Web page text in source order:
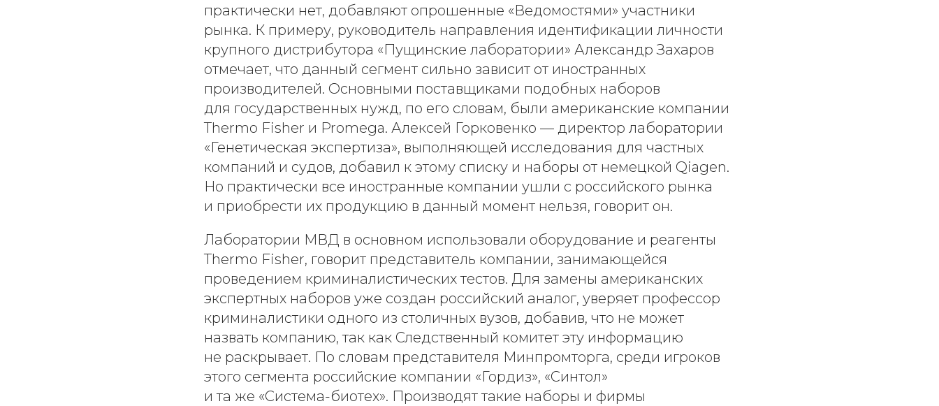
практически нет, добавляют опрошенные «Ведомостями» участники
рынка. К примеру, руководитель направления идентификации личности
крупного дистрибутора «Пущинские лаборатории» Александр Захаров
отмечает, что данный сегмент сильно зависит от иностранных
производителей. Основными поставщиками подобных наборов
для государственных нужд, по его словам, были американские компании
Thermo Fisher и Promega. Алексей Горковенко — директор лаборатории
«Генетическая экспертиза», выполняющей исследования для частных
компаний и судов, добавил к этому списку и наборы от немецкой Qiagen.
Но практически все иностранные компании ушли с российского рынка
и приобрести их продукцию в данный момент нельзя, говорит он.
Лаборатории МВД в основном использовали оборудование и реагенты
Thermo Fisher, говорит представитель компании, занимающейся
проведением криминалистических тестов. Для замены американских
экспертных наборов уже создан российский аналог, уверяет профессор
криминалистики одного из столичных вузов, добавив, что не может
назвать компанию, так как Следственный комитет эту информацию
не раскрывает. По словам представителя Минпромторга, среди игроков
этого сегмента российские компании «Гордиз», «Синтол»
и та же «Система-биотех». Производят такие наборы и фирмы